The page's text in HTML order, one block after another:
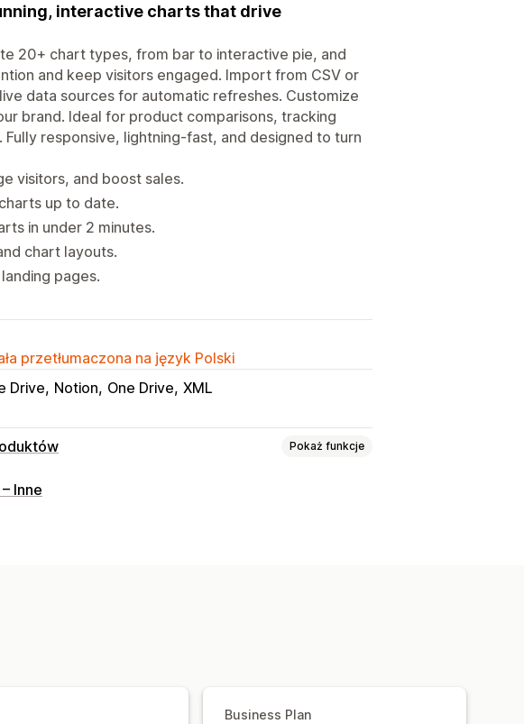
interactive charts that drive
20+ chart types, from bar to interactive pie, and
and keep visitors engaged. Import from CSV or
data sources for automatic refreshes. Customize
brand. Ideal for product comparisons, tracking
responsive, lightning-fast, and designed to turn
visitors, and boost sales.
up to date.
in under 2 minutes.
chart layouts.
pages.
przetłumaczona na język Polski
Drive Notion One Drive XML
Pokaż funkcje
Inne
Business Plan